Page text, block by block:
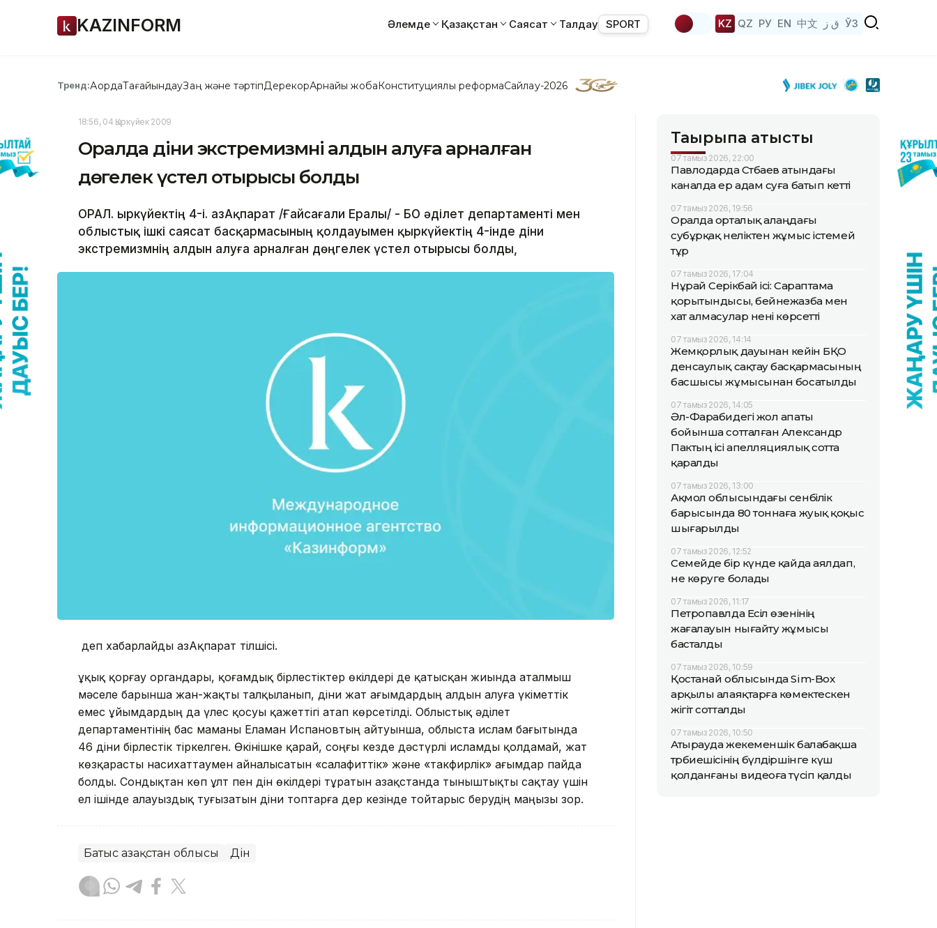
KAZINFORM Әлемде Қазақстан Саясат Талдау SPORT KZ QZ РУ EN 中文 ق ز ЎЗ
Тренд:АқордаТағайындауЗаң және тәртіпДерекқорАрнайы жобаКонституциялық реформаСайлау-2026
18:56, 04 Қыркүйек 2009
Оралда діни экстремизмнің алдын алуға арналған
дөңгелек үстел отырысы болды
ОРАЛ. Қыркүйектің 4-і. ҚазАқпарат /Ғайсағали Ералы/ - БҚО әділет департаменті мен
облыстық ішкі саясат басқармасының қолдауымен қыркүйектің 4-інде діни
экстремизмнің алдын алуға арналған дөңгелек үстел отырысы болды,
деп хабарлайды ҚазАқпарат тілшісі.
Құқық қорғау органдары, қоғамдық бірлестіктер өкілдері де қатысқан жиында аталмыш
мәселе барынша жан-жақты талқыланып, діни жат ағымдардың алдын алуға үкіметтік
емес ұйымдардың да үлес қосуы қажеттігі атап көрсетілді. Облыстық әділет
департаментінің бас маманы Еламан Испановтың айтуынша, облыста ислам бағытында
46 діни бірлестік тіркелген. Өкінішке қарай, соңғы кезде дәстүрлі исламды қолдамай, жат
көзқарасты насихаттаумен айналысатын «салафиттік» және «такфирлік» ағымдар пайда
болды. Сондықтан көп ұлт пен дін өкілдері тұратын Қазақстанда тыныштықты сақтау үшін
ел ішінде алауыздық туғызатын діни топтарға дер кезінде тойтарыс берудің маңызы зор.
Батыс Қазақстан облысы Дін
Тақырыпқа қатысты
07 тамыз 2026, 22:00
Павлодарда Сәтбаев атындағы
каналда ер адам суға батып кетті
07 тамыз 2026, 19:56
Оралда орталық алаңдағы
субұрқақ неліктен жұмыс істемей
тұр
07 тамыз 2026, 17:04
Нұрай Серікбай ісі: Сараптама
қорытындысы, бейнежазба мен
хат алмасулар нені көрсетті
07 тамыз 2026, 14:14
Жемқорлық дауынан кейін БҚО
денсаулық сақтау басқармасының
басшысы жұмысынан босатылды
07 тамыз 2026, 14:05
Әл-Фарабидегі жол апаты
бойынша сотталған Александр
Пактың ісі апелляциялық сотта
қаралды
07 тамыз 2026, 13:00
Ақмол облысындағы сенбілік
барысында 80 тоннаға жуық қоқыс
шығарылды
07 тамыз 2026, 12:52
Семейде бір күнде қайда аялдап,
не көруге болады
07 тамыз 2026, 11:17
Петропавлда Есіл өзенінің
жағалауын нығайту жұмысы
басталды
07 тамыз 2026, 10:59
Қостанай облысында Sim-Box
арқылы алаяқтарға көмектескен
жігіт сотталды
07 тамыз 2026, 10:50
Атырауда жекеменшік балабақша
тәрбиешісінің бүлдіршінге күш
қолданғаны видеоға түсіп қалды